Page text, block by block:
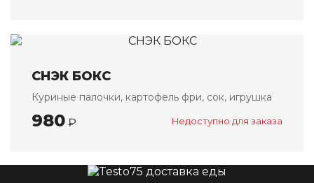
СНЭК БОКС
Куриные палочки, картофель фри, сок, игрушка
980 ₽ Недоступно для заказа